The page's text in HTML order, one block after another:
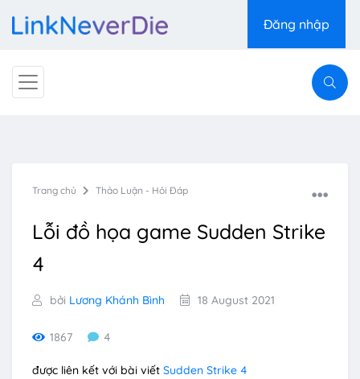
Đăng nhập
Trang chủ Thảo Luận - Hỏi Đáp
Lỗi đồ họa game Sudden Strike
4
bởi Lương Khánh Bình 18 August 2021
1867 4
được liên kết với bài viết Sudden Strike 4